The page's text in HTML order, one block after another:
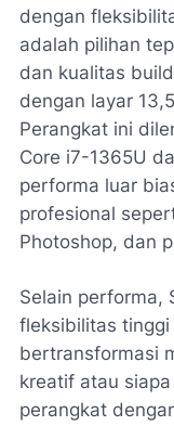
dengan
adalah pilihan
dan kualitas
dengan layar
Perangkat ini
Core i7-1365U
performa luar
profesional
Photoshop, dan
Selain performa,
fleksibilitas
bertransformasi
kreatif atau
perangkat